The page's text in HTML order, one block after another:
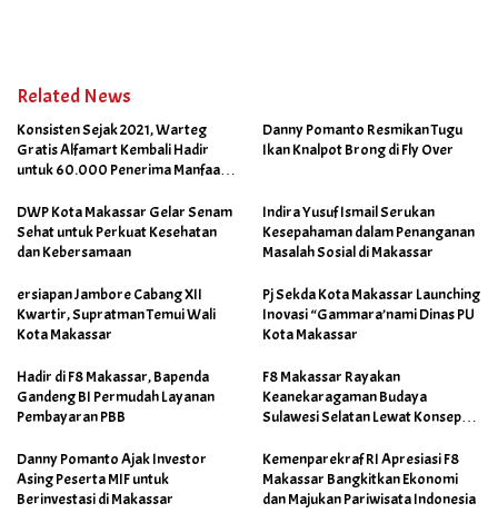
Related News
Konsisten Sejak 2021, Warteg
Gratis Alfamart Kembali Hadir
untuk 60.000 Penerima Manfaat
Danny Pomanto Resmikan Tugu
Ikan Knalpot Brong di Fly Over
DWP Kota Makassar Gelar Senam
Sehat untuk Perkuat Kesehatan
dan Kebersamaan
Indira Yusuf Ismail Serukan
Kesepahaman dalam Penanganan
Masalah Sosial di Makassar
ersiapan Jambore Cabang XII
Kwartir, Supratman Temui Wali
Kota Makassar
Pj Sekda Kota Makassar Launching
Inovasi “Gammara’nami Dinas PU
Kota Makassar
Hadir di F8 Makassar, Bapenda
Gandeng BI Permudah Layanan
Pembayaran PBB
F8 Makassar Rayakan
Keanekaragaman Budaya
Sulawesi Selatan Lewat Konsep
Danny Pomanto Ajak Investor
Asing Peserta MIF untuk
Berinvestasi di Makassar
Kemenparekraf RI Apresiasi F8
Makassar Bangkitkan Ekonomi
dan Majukan Pariwisata Indonesia